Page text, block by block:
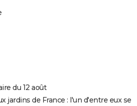
du 12 août
jardins de France : l'un d'entre eux se